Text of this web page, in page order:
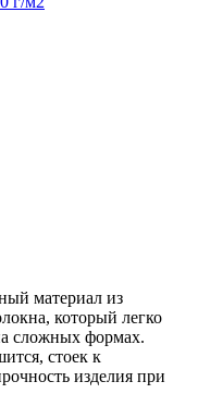
материал из
который легко
сложных формах.
стоек к
изделия при